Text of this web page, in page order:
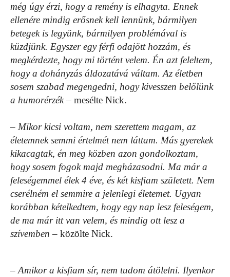
még úgy érzi, hogy a remény is elhagyta. Ennek
ellenére mindig erősnek kell lennünk, bármilyen
betegek is legyünk, bármilyen problémával is
küzdjünk. Egyszer egy férfi odajött hozzám, és
megkérdezte, hogy mi történt velem. Én azt feleltem,
hogy a dohányzás áldozatává váltam. Az életben
sosem szabad megengedni, hogy kivesszen belőlünk
a humorérzék– mesélte Nick.
– Mikor kicsi voltam, nem szerettem magam, az
életemnek semmi értelmét nem láttam. Más gyerekek
kikacagtak, én meg közben azon gondolkoztam,
hogy sosem fogok majd megházasodni. Ma már a
feleségemmel élek 4 éve, és két kisfiam született. Nem
cserélném el semmire a jelenlegi életemet. Ugyan
korábban kételkedtem, hogy egy nap lesz feleségem,
de ma már itt van velem, és mindig ott lesz a
szívemben – közölte Nick.
– Amikor a kisfiam sír, nem tudom átölelni. Ilyenkor